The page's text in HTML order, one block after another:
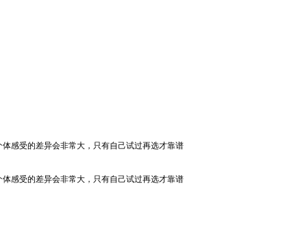
感受的差异会非常大，只有自己试过再选才靠谱
感受的差异会非常大，只有自己试过再选才靠谱